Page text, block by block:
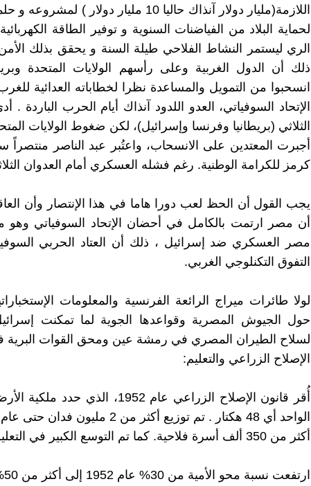
اللازمة(مليار دولار آنذاك حاليا 10 مليار
لحماية البلاد من الفياضنات السنوية و توفير الطاقة
الري ليستمر النشاط الفلاحي طيلة السنة و يحقق بذلك
ذلك أن الدول الغربية وعلى رأسهم الولايات المتحدة
انسحبوا من التمويل والمساعدة نظرا لخطاباته العدائية
الإتحاد السوفياتي، العدو اللدود آنذاك أيام الحرب الباردة .
الثلاثي (بريطانيا وفرنسا وإسرائيل)، لكن ضغوط الولايات
أجبرت المعتدين على الانسحاب، واعتُبر عبد الناصر منتصراً
كرمز للكرامة الوطنية. رغم فشله العسكري أمام العدوان
يجب القول أن الحظ لعب دورا هاما في هذا الإنتصار وأن
أن مصر ارتمت بالكامل في أحضان الإتحاد السوفياتي
مصر العسكري ضد إسرائيل ، ذلك أن العتاد الحربي
التفوق التكنلوجي الغربي.
لولا طائرات ميراج الرائعة الفرنسية والمعلومات
حول الجيوش المصرية وقواعدها الجوية لما تمكنت
لسلاح الطيران المصري في رمشة عين ومحق القوات البرية
الإصلاح الزراعي والتعليم:
أكثر من 350 ألف أسرة فلاحية. كما تم التوسع الكبير في التعليم:
ارتفعت نسبة محو الأمية من 30% عام 1952 إلى أكثر من 50% عام 1970.